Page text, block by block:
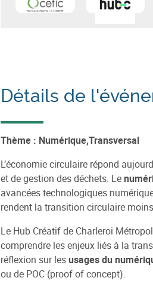
En savoir plus sur
Centre
Détails de
Thème : Numérique,Transversal
L’économie circulaire répond
et de gestion des déchets. Le
avancées technologiques
rendent la transition circulaire
Le Hub Créatif de Charleroi
comprendre les enjeux liés à la
réflexion sur lesusages du
ou de POC (proof of concept).